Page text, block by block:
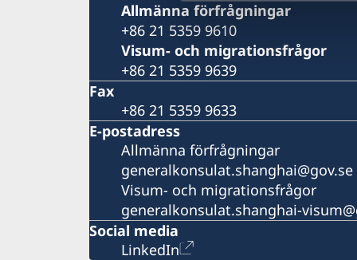
Allmänna förfrågningar
+86 21 5359 9610
Visum- och migrationsfrågor
+86 21 5359 9639
Fax
+86 21 5359 9633
E-postadress
Allmänna förfrågningar
generalkonsulat.shanghai@gov.se
Visum- och migrationsfrågor
generalkonsulat.shanghai-
Social media
LinkedIn